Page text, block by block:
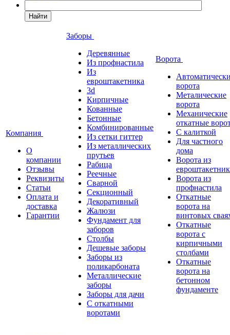
Найти
Компания
О
компании
Отзывы
Реквизиты
Статьи
Оплата и
доставка
Гарантии
Заборы
Деревянные
Из профнастила
Из
евроштакетника
3d
Кирпичные
Кованные
Бетонные
Комбинированные
Из сетки гиттер
Из металлических
прутьев
Рабица
Реечные
Сварной
Секционный
Декоративный
Жалюзи
Фундамент для
заборов
Столбы
Дешевые заборы
Заборы из
поликарбоната
Металлические
заборы
Заборы для дачи
С откатными
воротами
Ворота
ворота
Металические
ворота
Механические
откатные
С калиткой
Для частного
дома
Ворота из
Ворота из
профнастила
Откатные
ворота на
винтовых
Откатные
ворота с
кирпичными
столбами
Откатные
ворота на
бетонном
фундаменте